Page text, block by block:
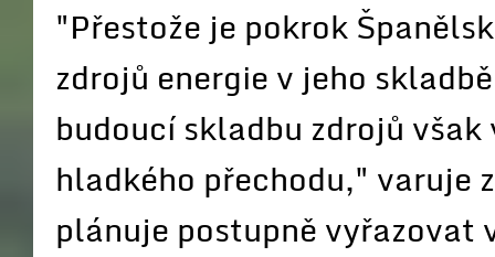
"Přestože je pokrok
zdrojů energie v jeho
budoucí skladbu zdrojů
hladkého přechodu," varuje
plánuje postupně vyřazovat